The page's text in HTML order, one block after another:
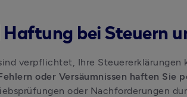
Haftung bei Steuern
oder Versäumnissen haften Sie
oder Nachforderungen